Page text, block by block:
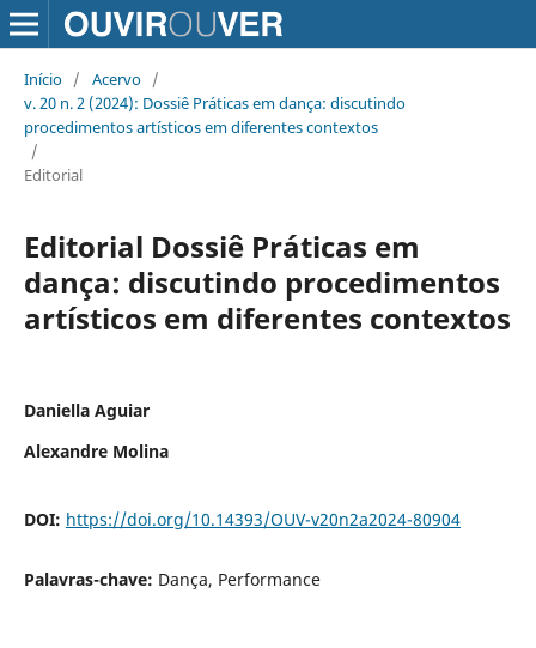
Início / Acervo /
v. 20 n. 2 (2024): Dossiê Práticas em dança: discutindo
procedimentos artísticos em diferentes contextos
/
Editorial
Editorial Dossiê Práticas em
dança: discutindo procedimentos
artísticos em diferentes contextos
Daniella Aguiar
Alexandre Molina
DOI: https://doi.org/10.14393/OUV-v20n2a2024-80904
Palavras-chave: Dança, Performance